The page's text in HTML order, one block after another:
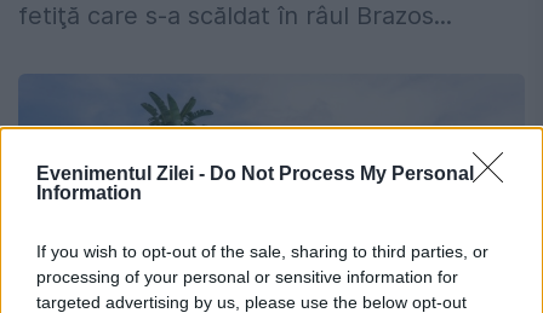
Evenimentul Zilei - Do Not Process My Personal
Information
If you wish to opt-out of the sale, sharing to third parties, or
processing of your personal or sensitive information for
targeted advertising by us, please use the below opt-out
fetiţă care s-a scăldat în râul Brazos...